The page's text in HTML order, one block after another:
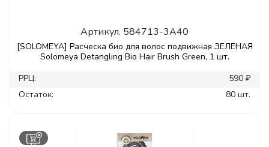
Артикул. 584713-3A40
[SOLOMEYA] Расческа био для волос подвижная ЗЕЛЕНАЯ
Solomeya Detangling Bio Hair Brush Green, 1 шт.
РРЦ:
590 ₽
Остаток:
80 шт.